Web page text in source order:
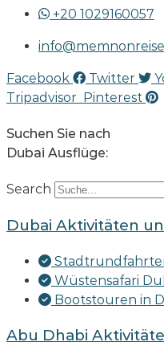
+20 1029160057
Facebook Twitter
Tripadvisor Pinterest
Suchen Sie nach
Dubai Ausflüge:
Search
Dubai Aktivitäten
Wüstensafari
Bootstouren in
Abu Dhabi